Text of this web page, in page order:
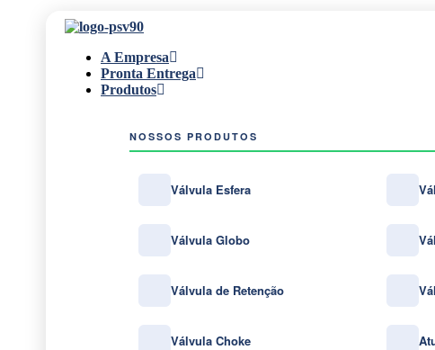
A Empresa
Pronta Entrega
Produtos
NOSSOS PRODUTOS
Válvula Esfera
Válvula Globo
Válvula de Retenção
Válvula Choke